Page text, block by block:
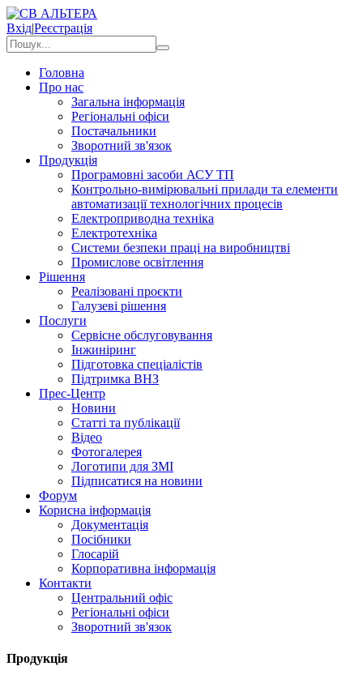
Вхід|Реєстрація
Головна
Про нас
Загальна інформація
Регіональні офіси
Постачальники
Зворотний зв'язок
Продукція
Програмовні засоби АСУ ТП
Контрольно-вимірювальні прилади та елементи
автоматизації технологічних процесів
Електроприводна техніка
Електротехніка
Системи безпеки праці на виробництві
Промислове освітлення
Рішення
Реалізовані проєкти
Галузеві рішення
Послуги
Сервісне обслуговування
Інжиніринг
Підготовка спеціалістів
Підтримка ВНЗ
Прес-Центр
Новини
Статті та публікації
Відео
Фотогалерея
Логотипи для ЗМІ
Підписатися на новини
Форум
Корисна інформація
Документація
Посібники
Глосарій
Корпоративна інформація
Контакти
Центральний офіс
Регіональні офіси
Зворотний зв'язок
Продукція